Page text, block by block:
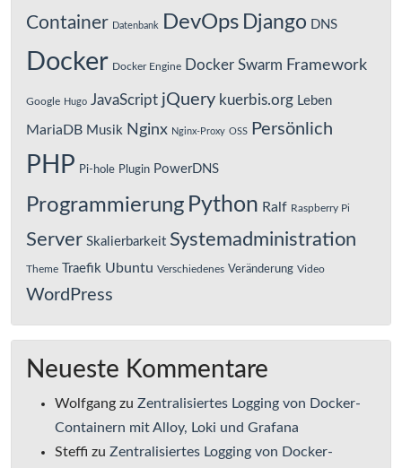
Container Datenbank DevOps Django DNS
Docker Docker Engine Docker Swarm Framework
Google Hugo JavaScript jQuery kuerbis.org Leben
MariaDB Musik Nginx Nginx-Proxy OSS Persönlich
PHP Pi-hole Plugin PowerDNS
Programmierung Python Ralf Raspberry Pi
Server Skalierbarkeit Systemadministration
Theme Traefik Ubuntu Verschiedenes Veränderung Video
WordPress
Neueste Kommentare
Wolfgang zu Zentralisiertes Logging von Docker-
Containern mit Alloy, Loki und Grafana
Steffi zu Zentralisiertes Logging von Docker-